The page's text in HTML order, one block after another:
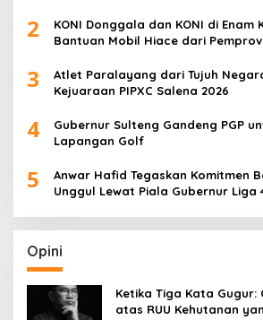
2
KONI Donggala dan KONI di
Bantuan Mobil Hiace dari
3
Atlet Paralayang dari Tujuh
Kejuaraan PIPXC Salena 2026
4
Gubernur Sulteng Gandeng PGP
Lapangan Golf
5
Anwar Hafid Tegaskan Komitmen
Unggul Lewat Piala Gubernur Liga
Opini
Ketika Tiga Kata Gugur:
atas RUU Kehutanan